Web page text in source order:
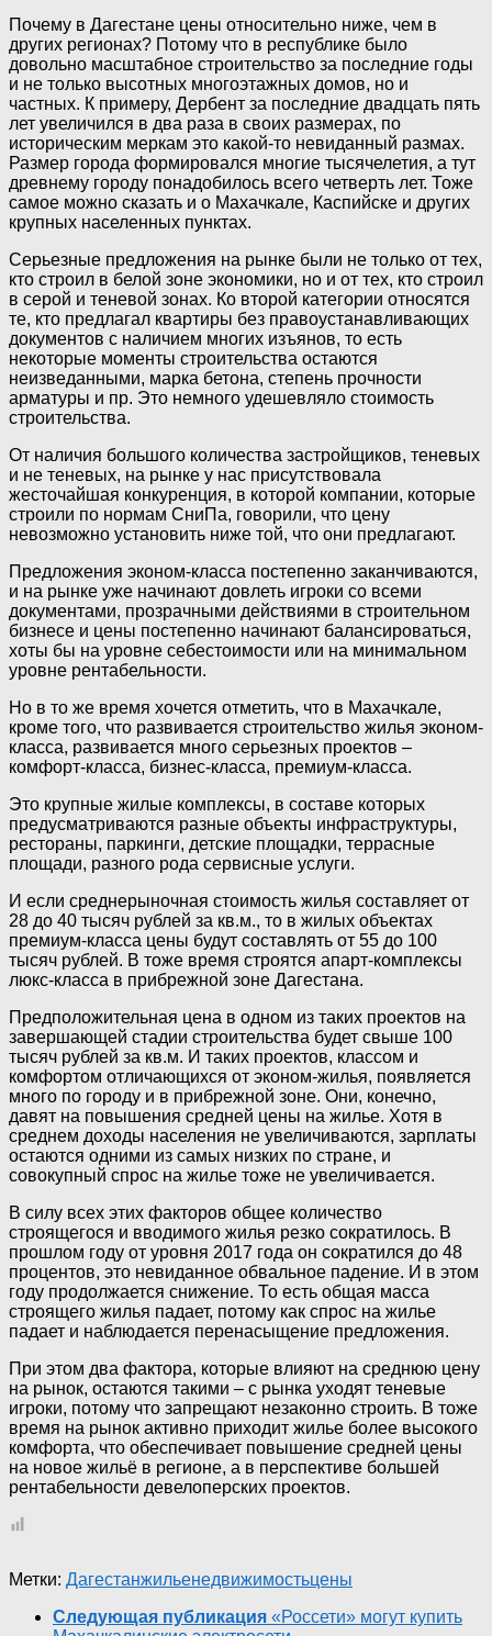
Почему в Дагестане цены относительно ниже, чем в
других регионах? Потому что в республике было
довольно масштабное строительство за последние годы
и не только высотных многоэтажных домов, но и
частных. К примеру, Дербент за последние двадцать пять
лет увеличился в два раза в своих размерах, по
историческим меркам это какой-то невиданный размах.
Размер города формировался многие тысячелетия, а тут
древнему городу понадобилось всего четверть лет. Тоже
самое можно сказать и о Махачкале, Каспийске и других
крупных населенных пунктах.
Серьезные предложения на рынке были не только от тех,
кто строил в белой зоне экономики, но и от тех, кто строил
в серой и теневой зонах. Ко второй категории относятся
те, кто предлагал квартиры без правоустанавливающих
документов с наличием многих изъянов, то есть
некоторые моменты строительства остаются
неизведанными, марка бетона, степень прочности
арматуры и пр. Это немного удешевляло стоимость
строительства.
От наличия большого количества застройщиков, теневых
и не теневых, на рынке у нас присутствовала
жесточайшая конкуренция, в которой компании, которые
строили по нормам СниПа, говорили, что цену
невозможно установить ниже той, что они предлагают.
Предложения эконом-класса постепенно заканчиваются,
и на рынке уже начинают довлеть игроки со всеми
документами, прозрачными действиями в строительном
бизнесе и цены постепенно начинают балансироваться,
хоты бы на уровне себестоимости или на минимальном
уровне рентабельности.
Но в то же время хочется отметить, что в Махачкале,
кроме того, что развивается строительство жилья эконом-
класса, развивается много серьезных проектов –
комфорт-класса, бизнес-класса, премиум-класса.
Это крупные жилые комплексы, в составе которых
предусматриваются разные объекты инфраструктуры,
рестораны, паркинги, детские площадки, террасные
площади, разного рода сервисные услуги.
И если среднерыночная стоимость жилья составляет от
28 до 40 тысяч рублей за кв.м., то в жилых объектах
премиум-класса цены будут составлять от 55 до 100
тысяч рублей. В тоже время строятся апарт-комплексы
люкс-класса в прибрежной зоне Дагестана.
Предположительная цена в одном из таких проектов на
завершающей стадии строительства будет свыше 100
тысяч рублей за кв.м. И таких проектов, классом и
комфортом отличающихся от эконом-жилья, появляется
много по городу и в прибрежной зоне. Они, конечно,
давят на повышения средней цены на жилье. Хотя в
среднем доходы населения не увеличиваются, зарплаты
остаются одними из самых низких по стране, и
совокупный спрос на жилье тоже не увеличивается.
В силу всех этих факторов общее количество
строящегося и вводимого жилья резко сократилось. В
прошлом году от уровня 2017 года он сократился до 48
процентов, это невиданное обвальное падение. И в этом
году продолжается снижение. То есть общая масса
строящего жилья падает, потому как спрос на жилье
падает и наблюдается перенасыщение предложения.
При этом два фактора, которые влияют на среднюю цену
на рынок, остаются такими – с рынка уходят теневые
игроки, потому что запрещают незаконно строить. В тоже
время на рынок активно приходит жилье более высокого
комфорта, что обеспечивает повышение средней цены
на новое жильё в регионе, а в перспективе большей
рентабельности девелоперских проектов.
Метки: Дагестанжильенедвижимостьцены
Следующая публикация «Россети» могут купить